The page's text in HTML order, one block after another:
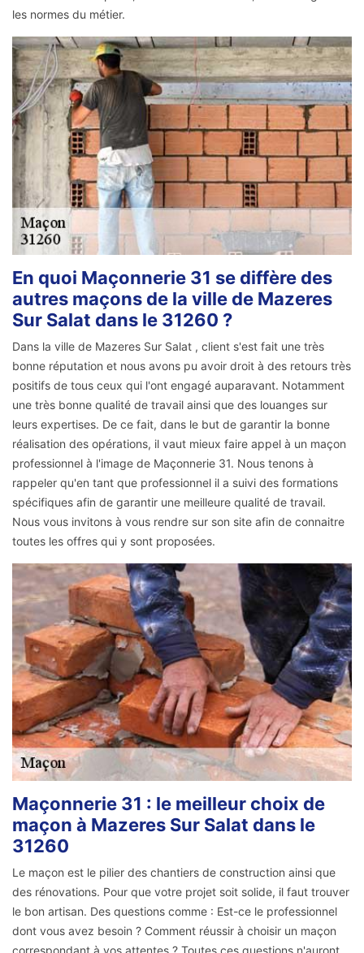
les normes du métier.
En quoi Maçonnerie 31 se diffère des
autres maçons de la ville de Mazeres
Sur Salat dans le 31260 ?
Dans la ville de Mazeres Sur Salat , client s'est fait une très
bonne réputation et nous avons pu avoir droit à des retours très
positifs de tous ceux qui l'ont engagé auparavant. Notamment
une très bonne qualité de travail ainsi que des louanges sur
leurs expertises. De ce fait, dans le but de garantir la bonne
réalisation des opérations, il vaut mieux faire appel à un maçon
professionnel à l'image de Maçonnerie 31. Nous tenons à
rappeler qu'en tant que professionnel il a suivi des formations
spécifiques afin de garantir une meilleure qualité de travail.
Nous vous invitons à vous rendre sur son site afin de connaitre
toutes les offres qui y sont proposées.
Maçonnerie 31 : le meilleur choix de
maçon à Mazeres Sur Salat dans le
31260
Le maçon est le pilier des chantiers de construction ainsi que
des rénovations. Pour que votre projet soit solide, il faut trouver
le bon artisan. Des questions comme : Est-ce le professionnel
dont vous avez besoin ? Comment réussir à choisir un maçon